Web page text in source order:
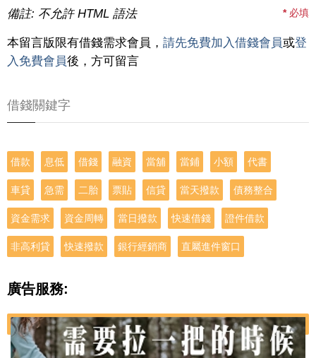
備註: 不允許 HTML 語法 *必填
本留言版限有借錢需求會員， 請先免費加入借錢會員或登
入免費會員後，方可留言
借錢關鍵字
借款 息低 借錢 融資 當舖 當鋪 小額 代書
車貸 急需 二胎 票貼 信貸 當天撥款 債務整合
資金需求 資金周轉 當日撥款 快速借錢 證件借款
非高利貸 快速撥款 銀行經銷商 直屬進件窗口
廣告服務: